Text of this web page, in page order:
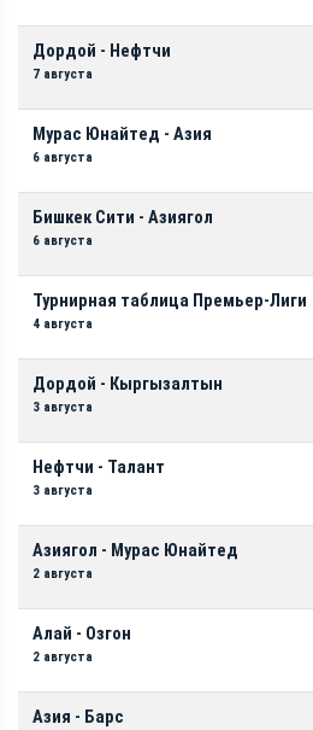
Дордой - Нефтчи
7 августа
Мурас Юнайтед - Азия
6 августа
Бишкек Сити - Азиягол
6 августа
Турнирная таблица Премьер-Лиги
4 августа
Дордой - Кыргызалтын
3 августа
Нефтчи - Талант
3 августа
Азиягол - Мурас Юнайтед
2 августа
Алай - Озгон
2 августа
Азия - Барс